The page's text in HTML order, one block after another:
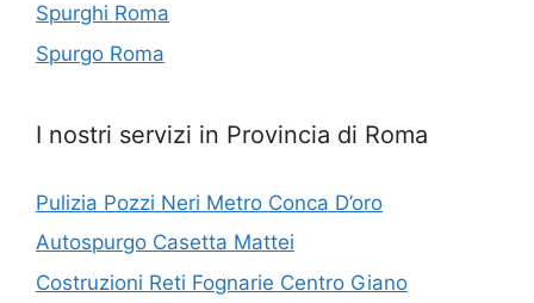
Spurghi Roma
Spurgo Roma
I nostri servizi in Provincia di Roma
Pulizia Pozzi Neri Metro Conca D’oro
Autospurgo Casetta Mattei
Costruzioni Reti Fognarie Centro Giano